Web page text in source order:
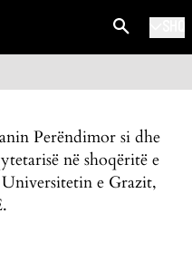
Perëndimor si dhe
në shoqëritë e
e Grazit,